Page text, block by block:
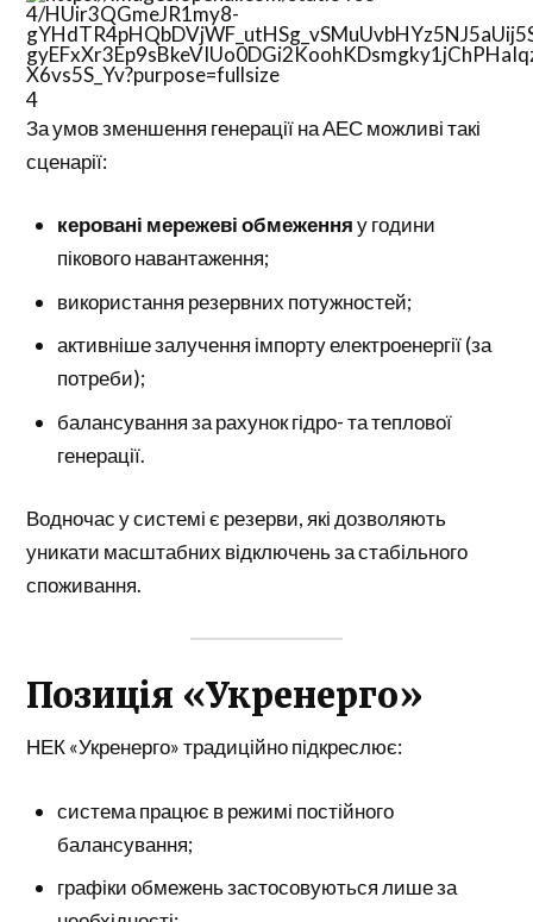
4
За умов зменшення генерації на АЕС можливі такі
сценарії:
керовані мережеві обмеженняу години
пікового навантаження;
використання резервних потужностей;
активніше залучення імпорту електроенергії (за
потреби);
балансування за рахунок гідро- та теплової
генерації.
Водночас у системі є резерви, які дозволяють
уникати масштабних відключень за стабільного
споживання.
Позиція «Укренерго»
НЕК «Укренерго»традиційно підкреслює:
система працює в режимі постійного
балансування;
графіки обмежень застосовуються лише за